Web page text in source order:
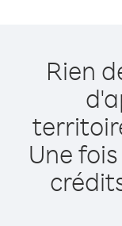
Rien
Une